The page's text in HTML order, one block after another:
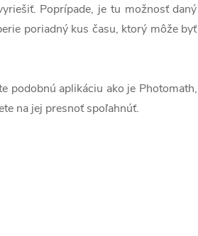
Poprípade, je tu možnosť daný
poriadný kus času, ktorý môže byť
podobnú aplikáciu ako je Photomath,
na jej presnoť spoľahnúť.